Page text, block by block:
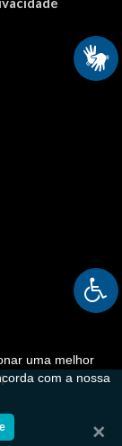
uma melhor
com a nossa
Fechar